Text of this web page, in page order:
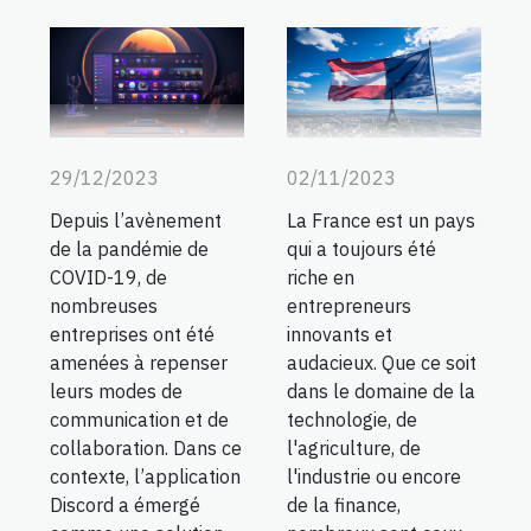
29/12/2023
Depuis l’avènement
de la pandémie de
COVID-19, de
nombreuses
entreprises ont été
amenées à repenser
leurs modes de
communication et de
collaboration. Dans ce
contexte, l’application
Discord a émergé
02/11/2023
La France est un pays
qui a toujours été
riche en
entrepreneurs
innovants et
audacieux. Que ce soit
dans le domaine de la
technologie, de
l'agriculture, de
l'industrie ou encore
de la finance,